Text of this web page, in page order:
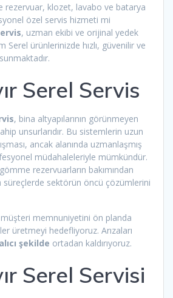
rezervuar, klozet, lavabo ve batarya
özel servis hizmeti mi
, uzman ekibi ve orijinal yedek
Serel ürünlerinizde hızlı, güvenilir ve
Serel Servis
, bina altyapılarının görünmeyen
unsurlarıdır. Bu sistemlerin uzun
ancak alanında uzmanlaşmış
müdahaleleriyle mümkündür.
rezervuarların bakımından
süreçlerde sektörün öncü çözümlerini
memnuniyetini ön planda
üretmeyi hedefliyoruz. Arızaları
şekilde ortadan kaldırıyoruz.
Serel Servisi